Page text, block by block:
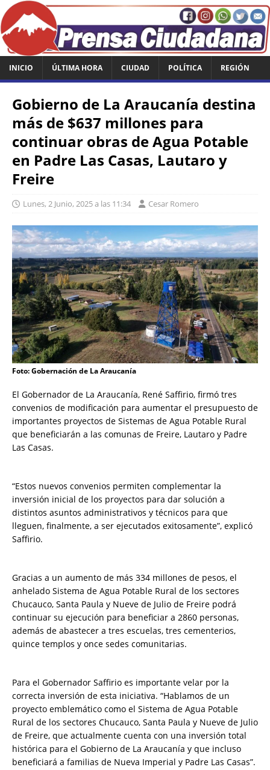
INICIO ÚLTIMA HORA CIUDAD POLÍTICA REGIÓN
Gobierno de La Araucanía destina
más de $637 millones para
continuar obras de Agua Potable
en Padre Las Casas, Lautaro y
Freire
Lunes, 2 Junio, 2025 a las 11:34 Cesar Romero
Foto: Gobernación de La Araucanía
El Gobernador de La Araucanía, René Saffirio, firmó tres
convenios de modificación para aumentar el presupuesto de
importantes proyectos de Sistemas de Agua Potable Rural
que beneficiarán a las comunas de Freire, Lautaro y Padre
Las Casas.
“Estos nuevos convenios permiten complementar la
inversión inicial de los proyectos para dar solución a
distintos asuntos administrativos y técnicos para que
lleguen, finalmente, a ser ejecutados exitosamente”, explicó
Saffirio.
Gracias a un aumento de más 334 millones de pesos, el
anhelado Sistema de Agua Potable Rural de los sectores
Chucauco, Santa Paula y Nueve de Julio de Freire podrá
continuar su ejecución para beneficiar a 2860 personas,
además de abastecer a tres escuelas, tres cementerios,
quince templos y once sedes comunitarias.
Para el Gobernador Saffirio es importante velar por la
correcta inversión de esta iniciativa. “Hablamos de un
proyecto emblemático como el Sistema de Agua Potable
Rural de los sectores Chucauco, Santa Paula y Nueve de Julio
de Freire, que actualmente cuenta con una inversión total
histórica para el Gobierno de La Araucanía y que incluso
beneficiará a familias de Nueva Imperial y Padre Las Casas”.